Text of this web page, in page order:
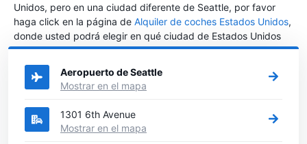
Unidos, pero en una ciudad diferente de Seattle, por favor
haga click en la página de Alquiler de coches Estados Unidos,
donde usted podrá elegir en qué ciudad de Estados Unidos
desea alquilar un coche.
Aeropuerto de Seattle
Mostrar en el mapa
1301 6th Avenue
Mostrar en el mapa